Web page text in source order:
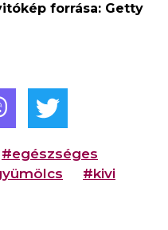
forrása: Getty
#egészséges
#kivi